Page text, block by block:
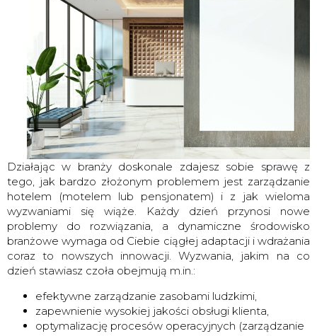
Działając w branży doskonale zdajesz sobie sprawę z
tego, jak bardzo złożonym problemem jest zarządzanie
hotelem (motelem lub pensjonatem) i z jak wieloma
wyzwaniami się wiąże. Każdy dzień przynosi nowe
problemy do rozwiązania, a dynamiczne środowisko
branżowe wymaga od Ciebie ciągłej adaptacji i wdrażania
coraz to nowszych innowacji. Wyzwania, jakim na co
dzień stawiasz czoła obejmują m.in.:
efektywne zarządzanie zasobami ludzkimi,
zapewnienie wysokiej jakości obsługi klienta,
optymalizację procesów operacyjnych (zarządzanie